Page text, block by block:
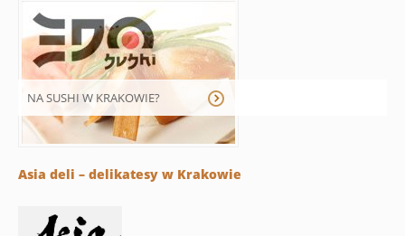
NA SUSHI W KRAKOWIE?
Asia deli – delikatesy w Krakowie